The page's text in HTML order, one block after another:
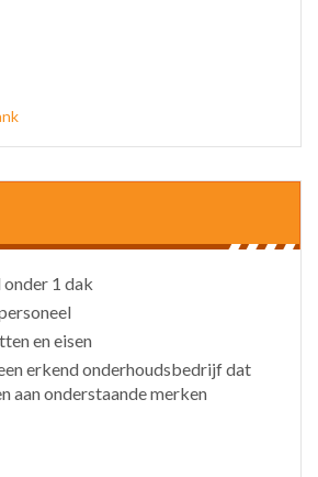
1 dak
en eisen
erkend onderhoudsbedrijf dat
aan onderstaande merken